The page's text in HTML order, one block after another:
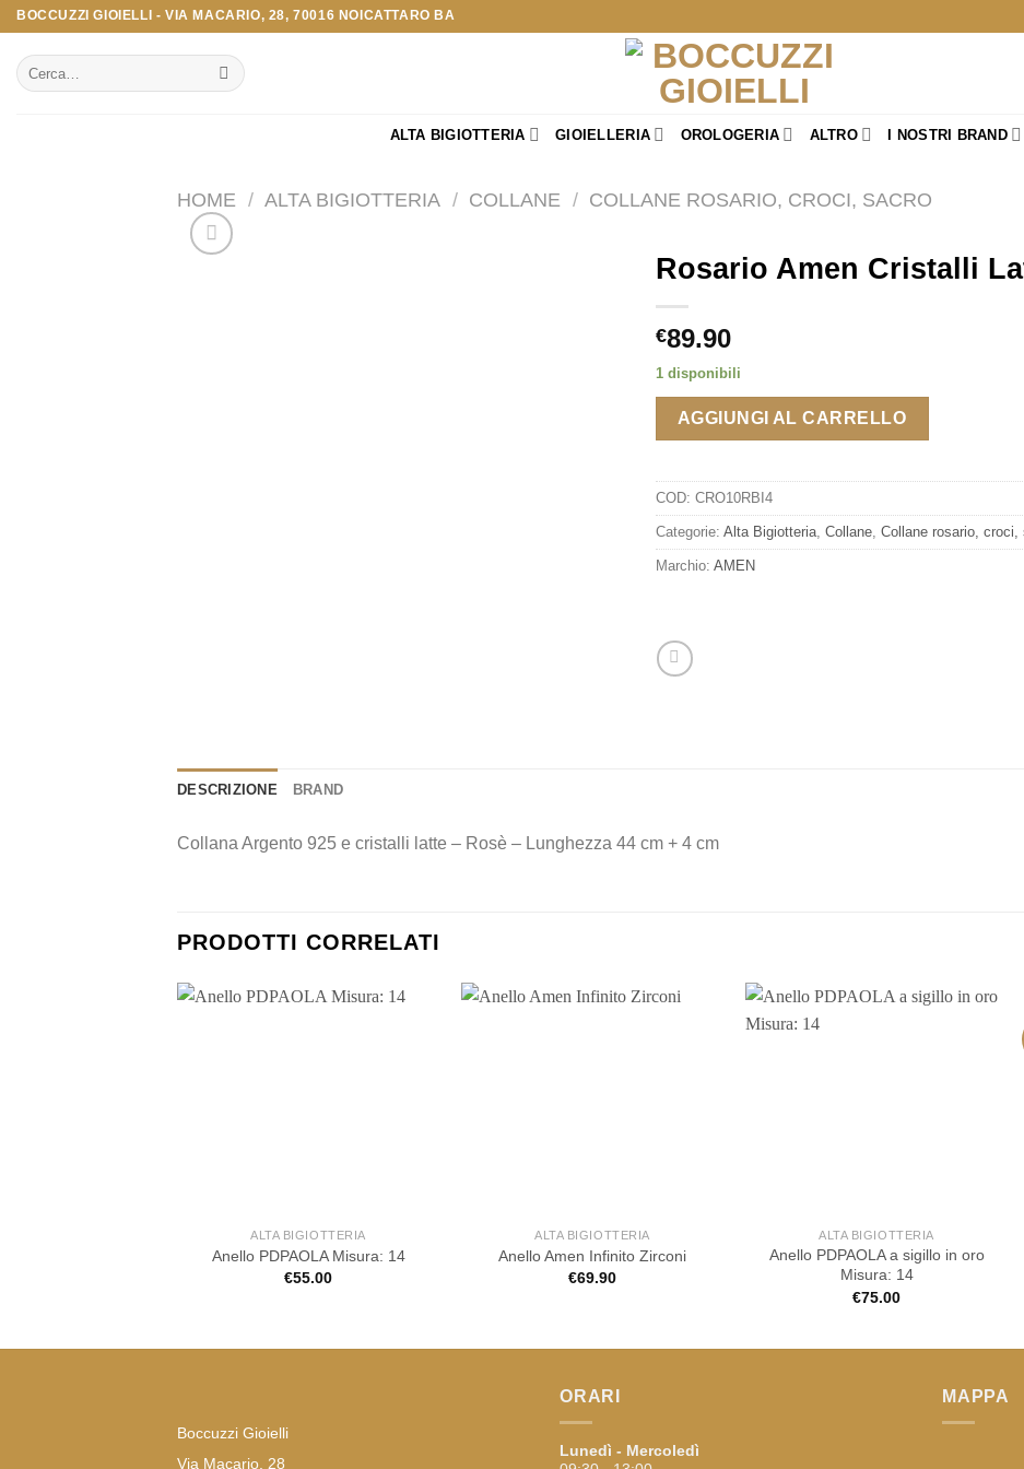
Salta
contenuti
BOCCUZZI GIOIELLI - VIA MACARIO, 28, 70016 NOICATTARO BA
Cerca:
ALTA BIGIOTTERIA GIOIELLERIA OROLOGERIA ALTRO I NOSTRI BRAND
HOME / ALTA BIGIOTTERIA / COLLANE / COLLANE ROSARIO, CROCI, SACRO
Rosario Amen Cristalli
€89.90
1 disponibili
AGGIUNGI AL CARRELLO
COD: CRO10RBI4
Categorie: Alta Bigiotteria, Collane, Collane rosario, croci,
Marchio: AMEN
DESCRIZIONE BRAND
Collana Argento 925 e cristalli latte – Rosè – Lunghezza 44 cm + 4 cm
PRODOTTI CORRELATI
ALTA BIGIOTTERIA
Anello PDPAOLA Misura: 14
€55.00
ALTA BIGIOTTERIA
Anello Amen Infinito Zirconi
€69.90
ALTA BIGIOTTERIA
Anello PDPAOLA a sigillo in oro
Misura: 14
€75.00
Boccuzzi Gioielli
Via Macario, 28
ORARI
Lunedì - Mercoledì
MAPPA